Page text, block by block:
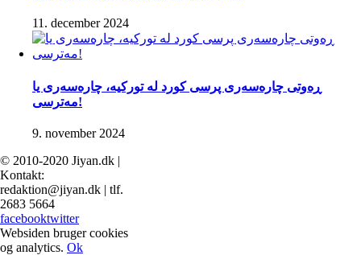
11. december 2024
ڕەوتی چارەسەری پرسی کورد لە تورکیە، چارەسەری یا
مەترسی!
9. november 2024
© 2010-2020 Jiyan.dk |
Kontakt:
redaktion@jiyan.dk | tlf.
2683 5664
facebooktwitter
Websiden bruger cookies
og analytics. Ok